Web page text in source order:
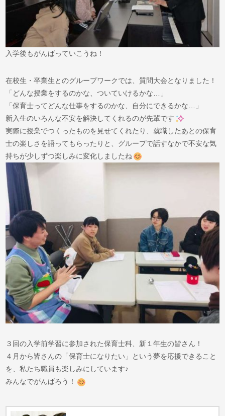
入学後もがんばっていこうね！
在校生・卒業生とのグループワークでは、質問大会となりました！
「どんな授業をするのかな、ついていけるかな…」
「保育士ってどんな仕事をするのかな、自分にできるかな…」
新入生のいろんな不安を解決してくれるのが先輩です
実際に授業でつくったものを見せてくれたり、就職したあとの保育
士の楽しさを語ってもらったりと、グループで話すなかで不安な気
持ちが少しずつ楽しみに変化しましたね
３回の入学前学習に参加された保育士科、新１年生の皆さん！
４月から皆さんの「保育士になりたい」という夢を応援できること
を、私たち職員も楽しみにしています♪
みんなでがんばろう！